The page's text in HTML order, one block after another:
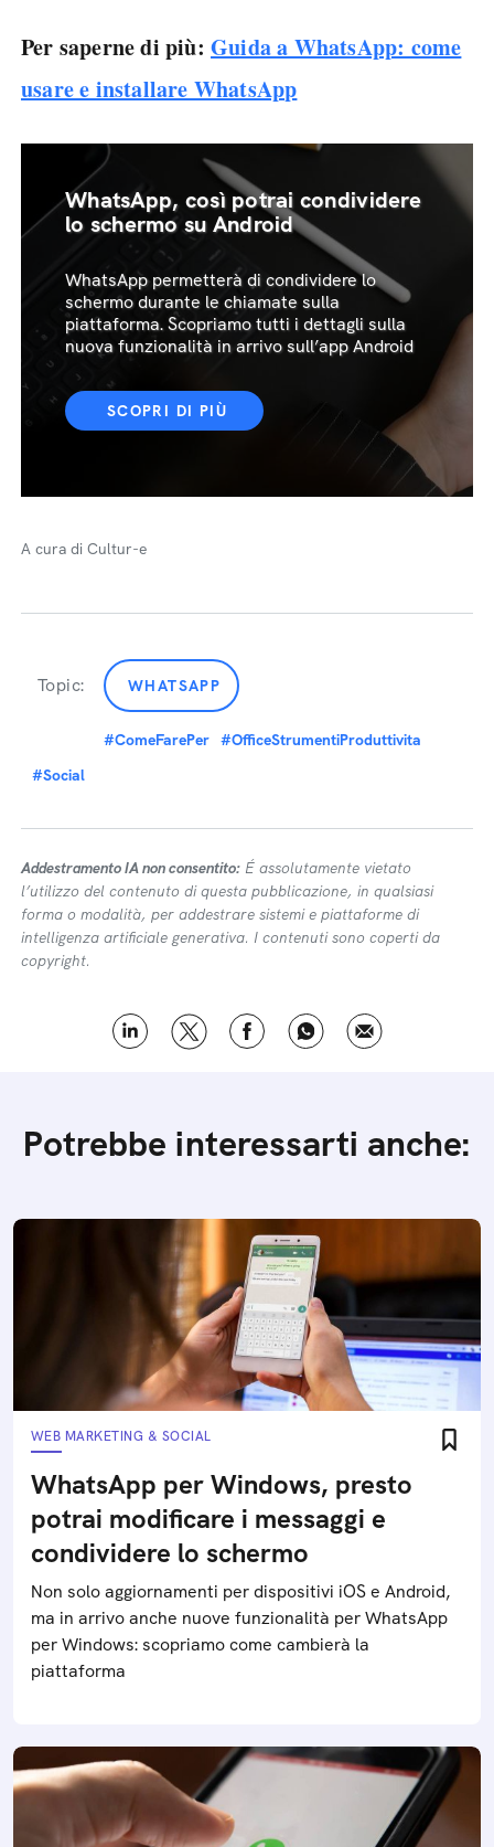
Per saperne di più: Guida a WhatsApp: come
usare e installare WhatsApp
WhatsApp, così potrai condividere
lo schermo su Android
WhatsApp permetterà di condividere lo
schermo durante le chiamate sulla
piattaforma. Scopriamo tutti i dettagli sulla
nuova funzionalità in arrivo sull’app Android
SCOPRI DI PIÙ
A cura di Cultur-e
Topic: WHATSAPP
#ComeFarePer #OfficeStrumentiProduttivita
#Social
Addestramento IA non consentito: É assolutamente vietato
l’utilizzo del contenuto di questa pubblicazione, in qualsiasi
forma o modalità, per addestrare sistemi e piattaforme di
intelligenza artificiale generativa. I contenuti sono coperti da
copyright.
Potrebbe interessarti anche:
WEB MARKETING & SOCIAL
WhatsApp per Windows, presto
potrai modificare i messaggi e
condividere lo schermo
Non solo aggiornamenti per dispositivi iOS e Android,
ma in arrivo anche nuove funzionalità per WhatsApp
per Windows: scopriamo come cambierà la
piattaforma